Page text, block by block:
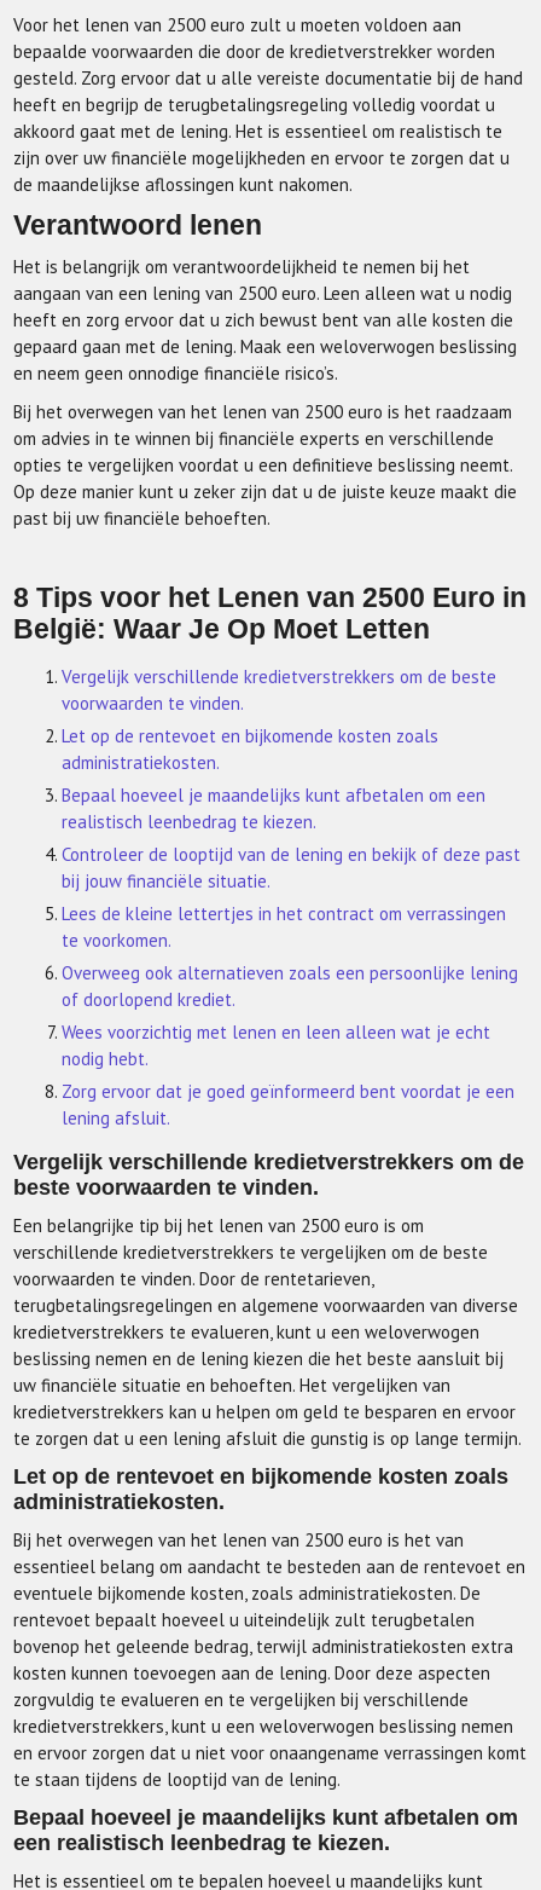
Voor het lenen van 2500 euro zult u moeten voldoen aan
bepaalde voorwaarden die door de kredietverstrekker worden
gesteld. Zorg ervoor dat u alle vereiste documentatie bij de hand
heeft en begrijp de terugbetalingsregeling volledig voordat u
akkoord gaat met de lening. Het is essentieel om realistisch te
zijn over uw financiële mogelijkheden en ervoor te zorgen dat u
de maandelijkse aflossingen kunt nakomen.
Verantwoord lenen
Het is belangrijk om verantwoordelijkheid te nemen bij het
aangaan van een lening van 2500 euro. Leen alleen wat u nodig
heeft en zorg ervoor dat u zich bewust bent van alle kosten die
gepaard gaan met de lening. Maak een weloverwogen beslissing
en neem geen onnodige financiële risico’s.
Bij het overwegen van het lenen van 2500 euro is het raadzaam
om advies in te winnen bij financiële experts en verschillende
opties te vergelijken voordat u een definitieve beslissing neemt.
Op deze manier kunt u zeker zijn dat u de juiste keuze maakt die
past bij uw financiële behoeften.
8 Tips voor het Lenen van 2500 Euro in
België: Waar Je Op Moet Letten
Vergelijk verschillende kredietverstrekkers om de beste
voorwaarden te vinden.
Let op de rentevoet en bijkomende kosten zoals
administratiekosten.
Bepaal hoeveel je maandelijks kunt afbetalen om een
realistisch leenbedrag te kiezen.
Controleer de looptijd van de lening en bekijk of deze past
bij jouw financiële situatie.
Lees de kleine lettertjes in het contract om verrassingen
te voorkomen.
Overweeg ook alternatieven zoals een persoonlijke lening
of doorlopend krediet.
Wees voorzichtig met lenen en leen alleen wat je echt
nodig hebt.
Zorg ervoor dat je goed geïnformeerd bent voordat je een
lening afsluit.
Vergelijk verschillende kredietverstrekkers om de
beste voorwaarden te vinden.
Een belangrijke tip bij het lenen van 2500 euro is om
verschillende kredietverstrekkers te vergelijken om de beste
voorwaarden te vinden. Door de rentetarieven,
terugbetalingsregelingen en algemene voorwaarden van diverse
kredietverstrekkers te evalueren, kunt u een weloverwogen
beslissing nemen en de lening kiezen die het beste aansluit bij
uw financiële situatie en behoeften. Het vergelijken van
kredietverstrekkers kan u helpen om geld te besparen en ervoor
te zorgen dat u een lening afsluit die gunstig is op lange termijn.
Let op de rentevoet en bijkomende kosten zoals
administratiekosten.
Bij het overwegen van het lenen van 2500 euro is het van
essentieel belang om aandacht te besteden aan de rentevoet en
eventuele bijkomende kosten, zoals administratiekosten. De
rentevoet bepaalt hoeveel u uiteindelijk zult terugbetalen
bovenop het geleende bedrag, terwijl administratiekosten extra
kosten kunnen toevoegen aan de lening. Door deze aspecten
zorgvuldig te evalueren en te vergelijken bij verschillende
kredietverstrekkers, kunt u een weloverwogen beslissing nemen
en ervoor zorgen dat u niet voor onaangename verrassingen komt
te staan tijdens de looptijd van de lening.
Bepaal hoeveel je maandelijks kunt afbetalen om
een realistisch leenbedrag te kiezen.
Het is essentieel om te bepalen hoeveel u maandelijks kunt